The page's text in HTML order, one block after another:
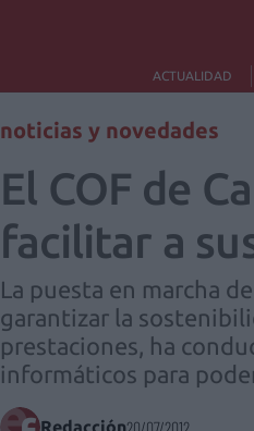
ACTUALIDAD
noticias y novedades
El COF de
facilitar a
La puesta en marcha
garantizar la
prestaciones, ha
informáticos para
Redacción